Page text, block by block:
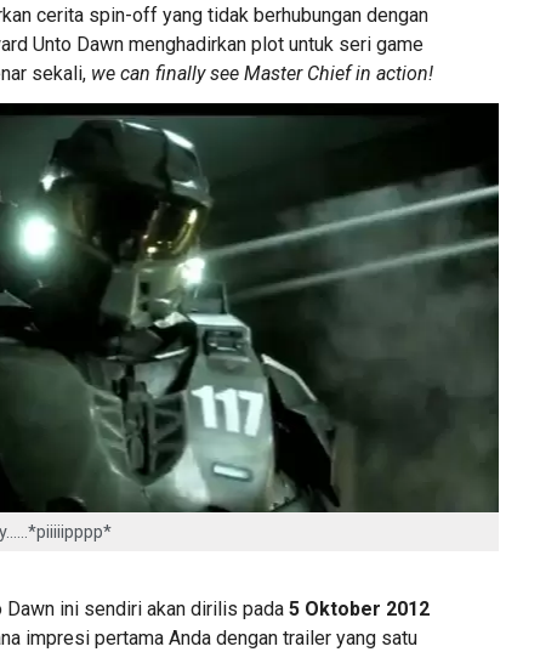
cerita spin-off yang tidak berhubungan dengan
Unto Dawn menghadirkan plot untuk seri game
sekali, we can finally see Master Chief in action!
Dawn ini sendiri akan dirilis pada 5 Oktober 2012
impresi pertama Anda dengan trailer yang satu